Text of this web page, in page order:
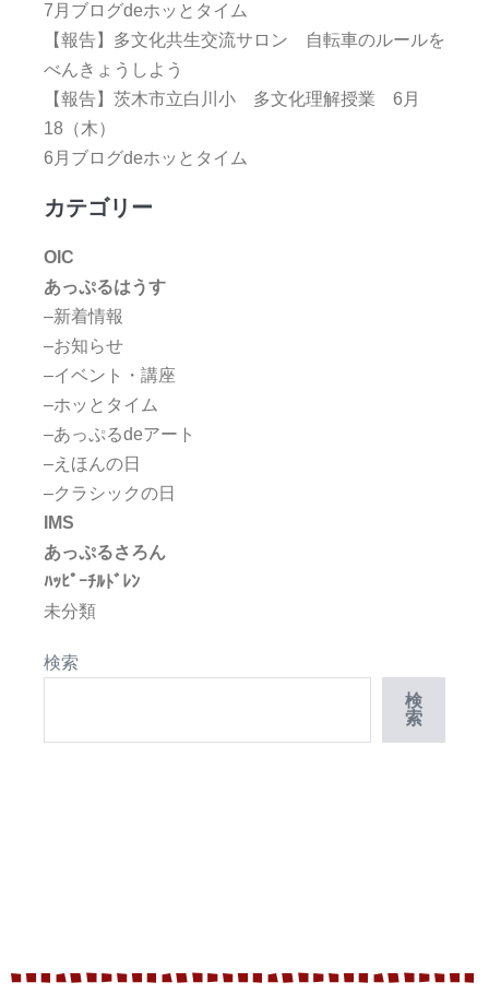
7月ブログdeホッとタイム
【報告】多文化共生交流サロン 自転車のルールを
べんきょうしよう
【報告】茨木市立白川小 多文化理解授業 6月
18（木）
6月ブログdeホッとタイム
カテゴリー
OIC
あっぷるはうす
–新着情報
–お知らせ
–イベント・講座
–ホッとタイム
–あっぷるdeアート
–えほんの日
–クラシックの日
IMS
あっぷるさろん
ﾊｯﾋﾟｰﾁﾙﾄﾞﾚﾝ
未分類
検索
検
索